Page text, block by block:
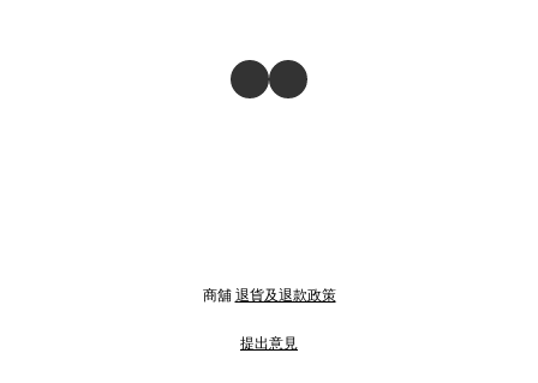
商舖 退貨及退款政策
提出意見